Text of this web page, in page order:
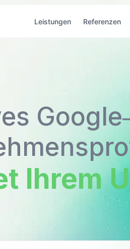
Leistungen Referenzen
Ihrem